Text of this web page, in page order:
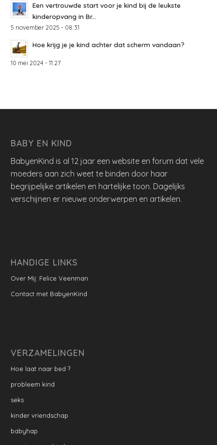
Een vertrouwde start voor je kind bij de leukste
kinderopvang in Br...
5 november 2025 - 08:31
Hoe krijg je je kind achter dat scherm vandaan?
10 mei 2024 - 11:27
BABY EN KIND
BabyenKind is al 12 jaar een website en forum dat vele
moeders aan zich weet te binden door haar
begrijpelijke artikelen en hartelijke toon. Dagelijks
verschijnen er nieuwe onderwerpen en artikelen.
HANDIGE LINKS
Over Mij: Felice Veenman
Contact met BabyenKind
VERZAMELINGEN
Hoe laat naar bed ?
probleem kind
seks
kinder vriendschap
babyhap